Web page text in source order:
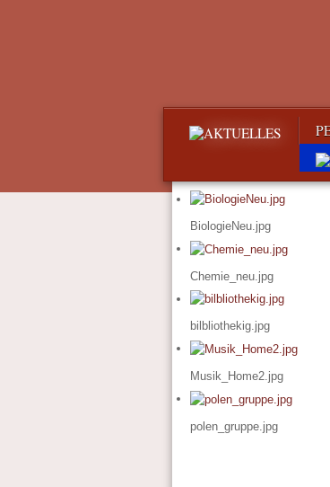
BiologieNeu.jpg
Chemie_neu.jpg
bilbliothekig.jpg
Musik_Home2.jpg
polen_gruppe.jpg